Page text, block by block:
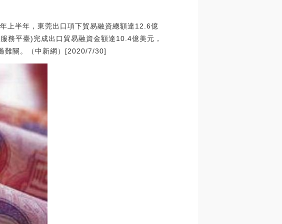
上半年，東莞出口項下貿易融資總額達12.6億
務平臺)完成出口貿易融資金額達10.4億美元，
難關。（中新網）[2020/7/30]